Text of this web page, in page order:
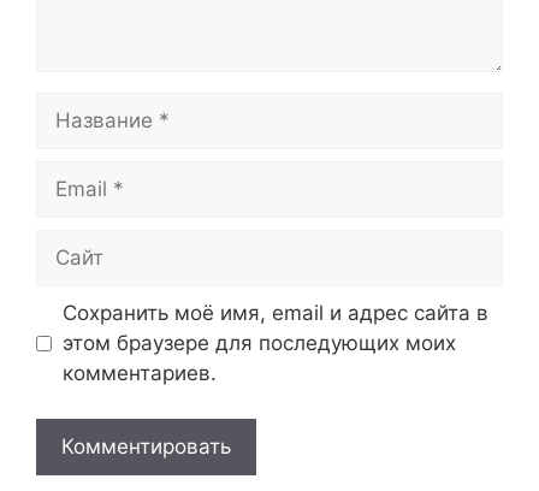
Сохранить моё имя, email и адрес сайта в
этом браузере для последующих моих
комментариев.